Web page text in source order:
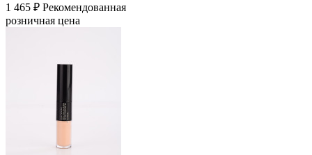
1 465 ₽ Рекомендованная
розничная цена